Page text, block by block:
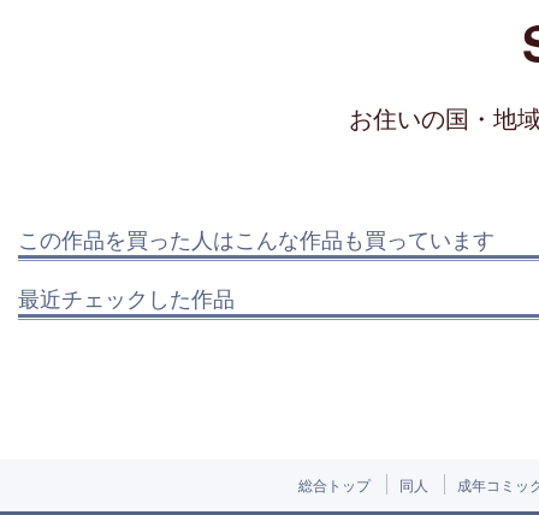
お住いの国・地
この作品を買った人はこんな作品も買っています
最近チェックした作品
総合トップ 同人 成年コミッ